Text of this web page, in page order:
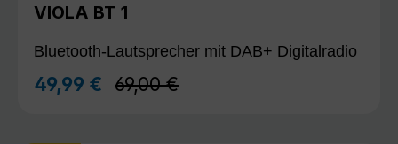
VIOLA BT 1
Bluetooth-Lautsprecher mit DAB+ Digitalradio
Verkaufspreis:
49,99 € Regulärer Preis:
69,00 €